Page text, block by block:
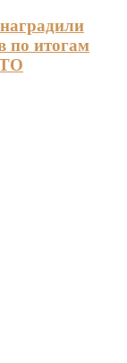
по итогам